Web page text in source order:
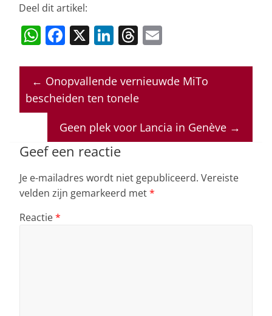
Deel dit artikel:
W
at
s
A
p
F
c
e
o
o
k
X Li
k
e
n
T
re
a
s
ai
l
← Onopvallende vernieuwde MiTo
bescheiden ten tonele
Geen plek voor Lancia in Genève →
Geef een reactie
Je e-mailadres wordt niet gepubliceerd. Vereiste
velden zijn gemarkeerd met*
Reactie*